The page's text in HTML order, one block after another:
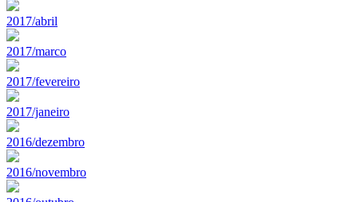
2017/abril
2017/marco
2017/fevereiro
2017/janeiro
2016/dezembro
2016/novembro